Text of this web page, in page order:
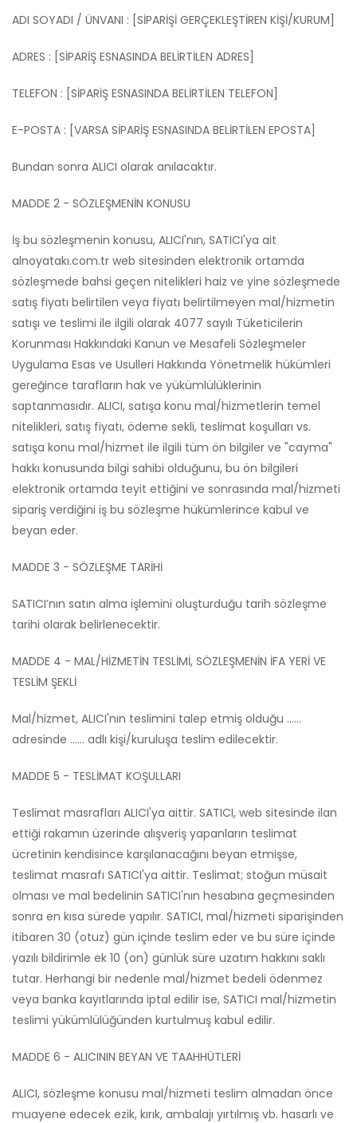
ADI SOYADI / ÜNVANI : [SİPARİŞİ GERÇEKLEŞTİREN KİŞİ/KURUM]
ADRES : [SİPARİŞ ESNASINDA BELİRTİLEN ADRES]
TELEFON : [SİPARİŞ ESNASINDA BELİRTİLEN TELEFON]
E-POSTA : [VARSA SİPARİŞ ESNASINDA BELİRTİLEN EPOSTA]
Bundan sonra ALICI olarak anılacaktır.
MADDE 2 - SÖZLEŞMENİN KONUSU
İş bu sözleşmenin konusu, ALICI'nın, SATICI'ya ait
alnoyatakı.com.tr web sitesinden elektronik ortamda
sözleşmede bahsi geçen nitelikleri haiz ve yine sözleşmede
satış fiyatı belirtilen veya fiyatı belirtilmeyen mal/hizmetin
satışı ve teslimi ile ilgili olarak 4077 sayılı Tüketicilerin
Korunması Hakkındaki Kanun ve Mesafeli Sözleşmeler
Uygulama Esas ve Usulleri Hakkında Yönetmelik hükümleri
gereğince tarafların hak ve yükümlülüklerinin
saptanmasıdır. ALICI, satışa konu mal/hizmetlerin temel
nitelikleri, satış fiyatı, ödeme sekli, teslimat koşulları vs.
satışa konu mal/hizmet ile ilgili tüm ön bilgiler ve "cayma"
hakkı konusunda bilgi sahibi olduğunu, bu ön bilgileri
elektronik ortamda teyit ettiğini ve sonrasında mal/hizmeti
sipariş verdiğini iş bu sözleşme hükümlerince kabul ve
beyan eder.
MADDE 3 - SÖZLEŞME TARİHİ
SATICI’nın satın alma işlemini oluşturduğu tarih sözleşme
tarihi olarak belirlenecektir.
MADDE 4 - MAL/HİZMETİN TESLİMİ, SÖZLEŞMENİN İFA YERİ VE
TESLİM ŞEKLİ
Mal/hizmet, ALICI'nın teslimini talep etmiş olduğu ......
adresinde ...... adlı kişi/kuruluşa teslim edilecektir.
MADDE 5 - TESLİMAT KOŞULLARI
Teslimat masrafları ALICI'ya aittir. SATICI, web sitesinde ilan
ettiği rakamın üzerinde alışveriş yapanların teslimat
ücretinin kendisince karşılanacağını beyan etmişse,
teslimat masrafı SATICI'ya aittir. Teslimat; stoğun müsait
olması ve mal bedelinin SATICI'nın hesabına geçmesinden
sonra en kısa sürede yapılır. SATICI, mal/hizmeti siparişinden
itibaren 30 (otuz) gün içinde teslim eder ve bu süre içinde
yazılı bildirimle ek 10 (on) günlük süre uzatım hakkını saklı
tutar. Herhangi bir nedenle mal/hizmet bedeli ödenmez
veya banka kayıtlarında iptal edilir ise, SATICI mal/hizmetin
teslimi yükümlülüğünden kurtulmuş kabul edilir.
MADDE 6 - ALICININ BEYAN VE TAAHHÜTLERİ
ALICI, sözleşme konusu mal/hizmeti teslim almadan önce
muayene edecek ezik, kırık, ambalajı yırtılmış vb. hasarlı ve